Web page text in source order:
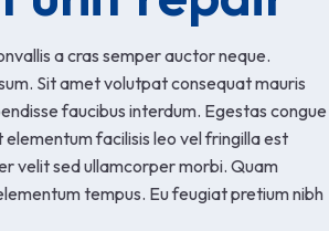
a cras semper auctor neque.
Sit amet volutpat consequat mauris
faucibus interdum. Egestas congue
elementum facilisis leo vel fringilla est
velit sed ullamcorper morbi. Quam
tempus. Eu feugiat pretium nibh